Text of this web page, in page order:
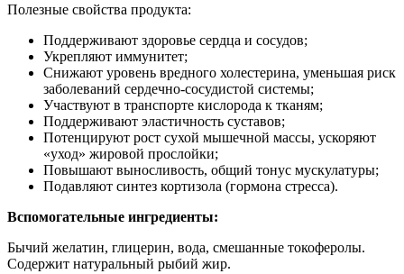
Полезные свойства продукта:
Поддерживают здоровье сердца и сосудов;
Укрепляют иммунитет;
Снижают уровень вредного холестерина, уменьшая риск
заболеваний сердечно-сосудистой системы;
Участвуют в транспорте кислорода к тканям;
Поддерживают эластичность суставов;
Потенцируют рост сухой мышечной массы, ускоряют
«уход» жировой прослойки;
Повышают выносливость, общий тонус мускулатуры;
Подавляют синтез кортизола (гормона стресса).
Вспомогательные ингредиенты:
Бычий желатин, глицерин, вода, смешанные токоферолы.
Содержит натуральный рыбий жир.